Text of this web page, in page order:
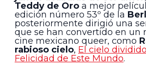
Teddy de Oro a mejor
edición número 53º de la
posteriormente dirigió una
que se han convertido en un
cine mexicano queer, como
rabioso cielo, El cielo dividido
Felicidad de Este Mundo.